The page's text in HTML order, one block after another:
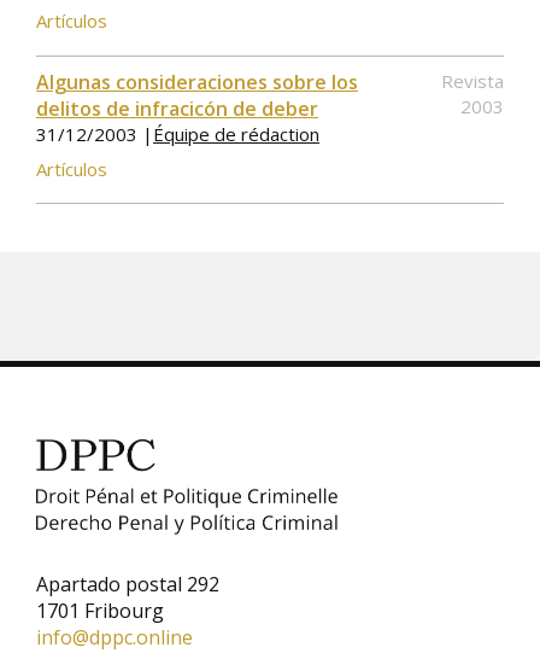
Artículos
Algunas consideraciones sobre los
delitos de infracicón de deber
31/12/2003 | Équipe de rédaction
Artículos
Revista
2003
Apartado postal 292
1701 Fribourg
info@dppc.online